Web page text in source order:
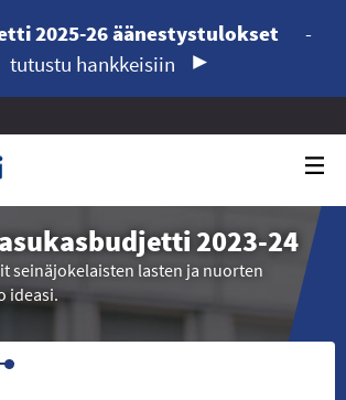
2025-26 äänestystulokset
-
tutustu hankkeisiin
2023-24
seinäjokelaisten lasten ja nuorten
ideasi.